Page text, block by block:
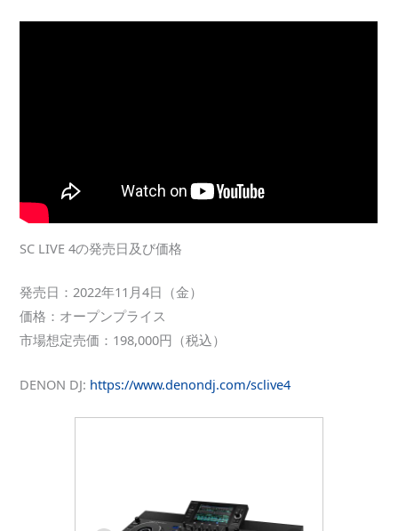
SC LIVE 4の発売日及び価格
発売日：2022年11月4日（金）
価格：オープンプライス
市場想定売価：198,000円（税込）
DENON DJ: https://www.denondj.com/sclive4